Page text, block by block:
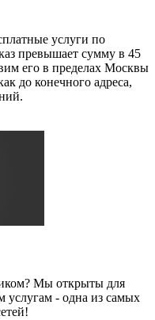
услуги по
превышает сумму в 45
его в пределах Москвы
до конечного адреса,
Мы открыты для
- одна из самых